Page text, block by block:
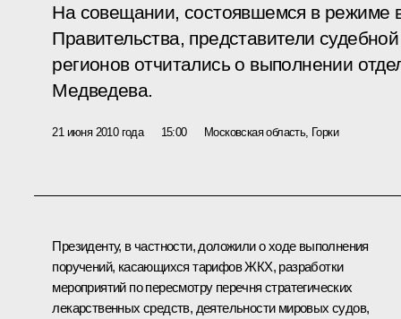
На совещании, состоявшемся в режиме
Правительства, представители
регионов отчитались о выполнении
Медведева.
21 июня 2010 года 15:00 Московская область, Горки
Президенту, в частности, доложили о ходе выполнения
поручений, касающихся тарифов ЖКХ, разработки
мероприятий по пересмотру перечня стратегических
лекарственных средств, деятельности мировых судов,